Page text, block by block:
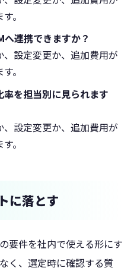
。
連携できますか？
設定変更か、追加費用が
。
を担当別に見られます
設定変更か、追加費用が
。
に落とす
要件を社内で使える形にす
く、選定時に確認する質